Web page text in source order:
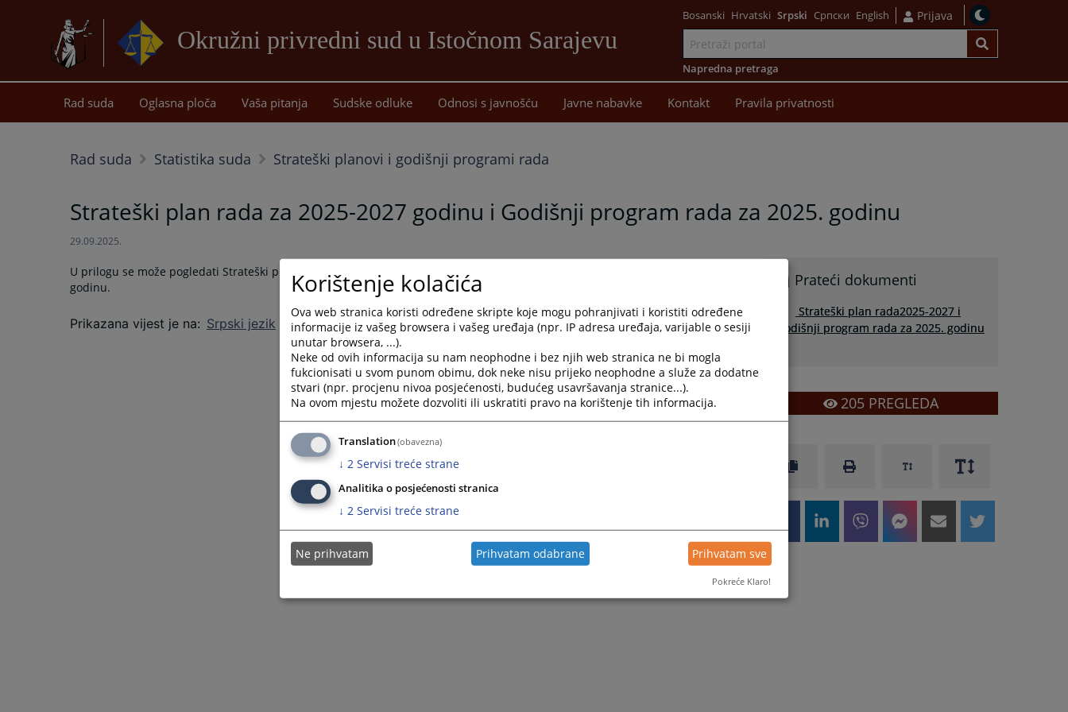
Okružni privredni sud u Istočnom Sarajevu
sadržaj
Bosanski Hrvatski Srpski Српски English Prijava
Napredna pretraga
Rad suda Oglasna ploča Vaša pitanja Sudske odluke Odnosi s javnošću Javne nabavke Kontakt Pravila privatnosti
Rad suda Statistika suda Strateški planovi i godišnji programi rada
Strateški plan rada za 2025-2027 godinu i Godišnji program rada za 2025. godinu
29.09.2025.
U prilogu se može pogledati Strateški plan rada suda za period 2025-2027. godinu i Godišnji program rada za 2025.
godinu.
Prikazana vijest je na: Srpski jezik
Prateći dokumenti
Strateški plan rada2025-2027 i
Godišnji program rada za 2025. godinu
205PREGLEDA
Korištenje kolačića
Ova web stranica koristi određene skripte koje mogu pohranjivati i koristiti određene
informacije iz vašeg browsera i vašeg uređaja (npr. IP adresa uređaja, varijable o sesiji
unutar browsera, ...).
Neke od ovih informacija su nam neophodne i bez njih web stranica ne bi mogla
fukcionisati u svom punom obimu, dok neke nisu prijeko neophodne a služe za dodatne
stvari (npr. procjenu nivoa posjećenosti, budućeg usavršavanja stranice...).
Na ovom mjestu možete dozvoliti ili uskratiti pravo na korištenje tih informacija.
Translation(obavezna)
↓ 2 Servisi treće strane
Analitika o posjećenosti stranica
↓ 2 Servisi treće strane
Ne prihvatam Prihvatam odabrane Prihvatam sve
Pokreće Klaro!